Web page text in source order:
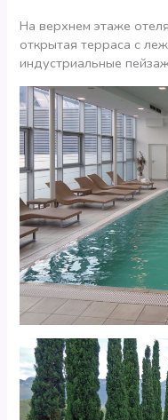
На верхнем этаже
открытая терраса с
индустриальные